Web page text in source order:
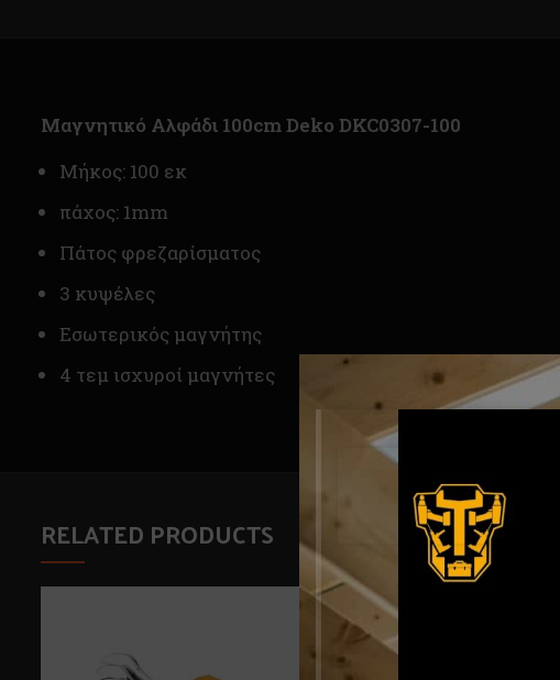
Μαγνητικό Αλφάδι 100cm Deko DKC0307-100
Μήκος: 100 εκ
πάχος: 1mm
Πάτος φρεζαρίσματος
3 κυψέλες
Εσωτερικός μαγνήτης
4 τεμ ισχυροί μαγνήτες
RELATED PRODUCTS